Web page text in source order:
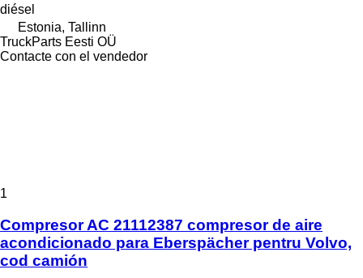
diésel
Estonia, Tallinn
TruckParts Eesti OÜ
Contacte con el vendedor
1
Compresor AC 21112387 compresor de aire
acondicionado para Eberspächer pentru Volvo,
cod camión